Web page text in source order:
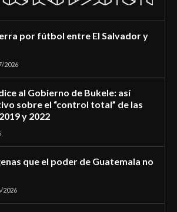
por fútbol entre El Salvador y
2026
al Gobierno de Bukele: así
sobre el “control total” de las
y 2022
que el poder de Guatemala no
2026